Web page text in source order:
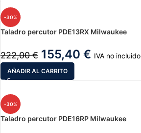
-30%
Taladro percutor PDE13RX Milwaukee
222,00€ 155,40 € IVA no incluido
AÑADIR AL CARRITO
-30%
Taladro percutor PDE16RP Milwaukee